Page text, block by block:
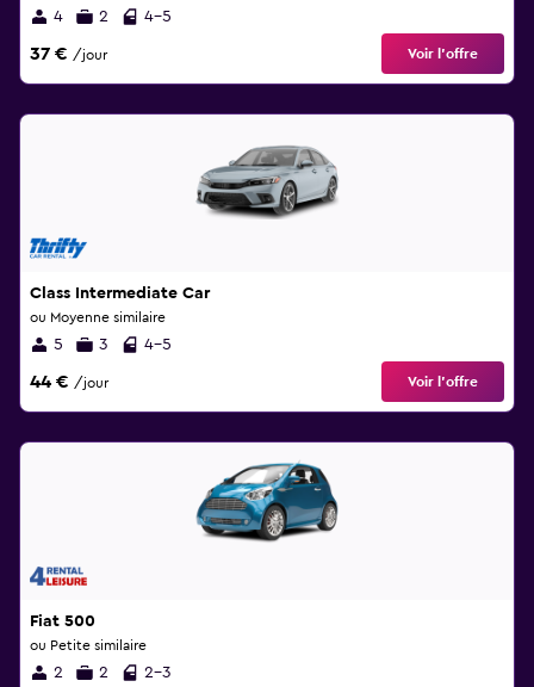
4 2 4-5
37 € /jour Voir l’offre
Class Intermediate Car
ou Moyenne similaire
5 3 4-5
44 € /jour Voir l’offre
Fiat 500
ou Petite similaire
2 2 2-3